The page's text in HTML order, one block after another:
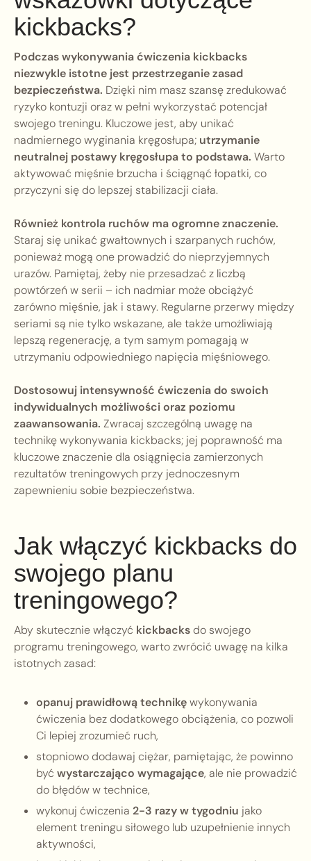
kickbacks?
Podczas wykonywania ćwiczenia kickbacks
niezwykle istotne jest przestrzeganie zasad
bezpieczeństwa. Dzięki nim masz szansę zredukować
ryzyko kontuzji oraz w pełni wykorzystać potencjał
swojego treningu. Kluczowe jest, aby unikać
nadmiernego wyginania kręgosłupa; utrzymanie
neutralnej postawy kręgosłupa to podstawa. Warto
aktywować mięśnie brzucha i ściągnąć łopatki, co
przyczyni się do lepszej stabilizacji ciała.
Również kontrola ruchów ma ogromne znaczenie.
Staraj się unikać gwałtownych i szarpanych ruchów,
ponieważ mogą one prowadzić do nieprzyjemnych
urazów. Pamiętaj, żeby nie przesadzać z liczbą
powtórzeń w serii – ich nadmiar może obciążyć
zarówno mięśnie, jak i stawy. Regularne przerwy między
seriami są nie tylko wskazane, ale także umożliwiają
lepszą regenerację, a tym samym pomagają w
utrzymaniu odpowiedniego napięcia mięśniowego.
Dostosowuj intensywność ćwiczenia do swoich
indywidualnych możliwości oraz poziomu
zaawansowania. Zwracaj szczególną uwagę na
technikę wykonywania kickbacks; jej poprawność ma
kluczowe znaczenie dla osiągnięcia zamierzonych
rezultatów treningowych przy jednoczesnym
zapewnieniu sobie bezpieczeństwa.
Jak włączyć kickbacks do
swojego planu
treningowego?
Aby skutecznie włączyć kickbacksdo swojego
programu treningowego, warto zwrócić uwagę na kilka
istotnych zasad:
opanuj prawidłową technikęwykonywania
ćwiczenia bez dodatkowego obciążenia, co pozwoli
Ci lepiej zrozumieć ruch,
stopniowo dodawaj ciężar, pamiętając, że powinno
być wystarczająco wymagające, ale nie prowadzić
do błędów w technice,
wykonuj ćwiczenia 2-3 razy w tygodniu jako
element treningu siłowego lub uzupełnienie innych
aktywności,